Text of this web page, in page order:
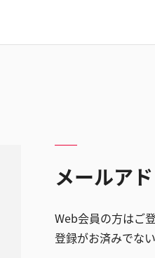
メールア
Web会員の方はご
登録がお済みでな